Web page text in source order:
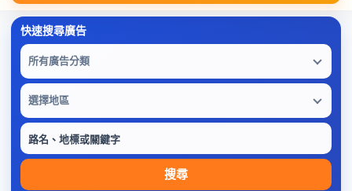
所有廣告分類
選擇地區
搜尋